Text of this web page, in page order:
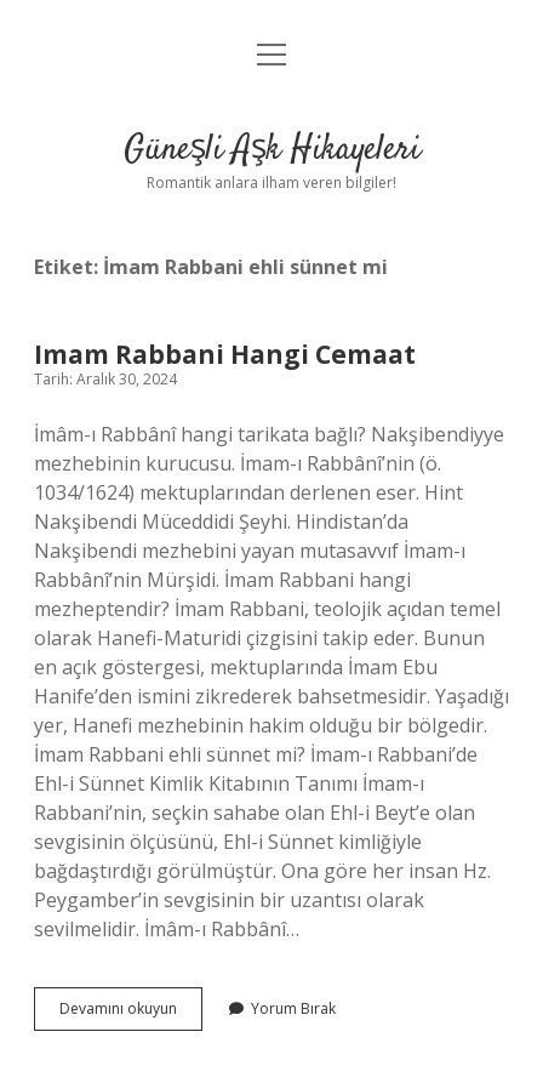
Anasayfa
Yasal Uyarı
menüyü
Güneşli Aşk Hikayeleri
Romantik anlara ilham veren bilgiler!
Etiket: İmam Rabbani ehli sünnet mi
Imam Rabbani Hangi Cemaat
Tarih: Aralık 30, 2024
İmâm-ı Rabbânî hangi tarikata bağlı? Nakşibendiyye
mezhebinin kurucusu. İmam-ı Rabbânî’nin (ö.
1034/1624) mektuplarından derlenen eser. Hint
Nakşibendi Müceddidi Şeyhi. Hindistan’da
Nakşibendi mezhebini yayan mutasavvıf İmam-ı
Rabbânî’nin Mürşidi. İmam Rabbani hangi
mezheptendir? İmam Rabbani, teolojik açıdan temel
olarak Hanefi-Maturidi çizgisini takip eder. Bunun
en açık göstergesi, mektuplarında İmam Ebu
Hanife’den ismini zikrederek bahsetmesidir. Yaşadığı
yer, Hanefi mezhebinin hakim olduğu bir bölgedir.
İmam Rabbani ehli sünnet mi? İmam-ı Rabbani’de
Ehl-i Sünnet Kimlik Kitabının Tanımı İmam-ı
Rabbani’nin, seçkin sahabe olan Ehl-i Beyt’e olan
sevgisinin ölçüsünü, Ehl-i Sünnet kimliğiyle
bağdaştırdığı görülmüştür. Ona göre her insan Hz.
Peygamber’in sevgisinin bir uzantısı olarak
sevilmelidir. İmâm-ı Rabbânî…
Devamını okuyun
Rabbani
Yorum Bırak